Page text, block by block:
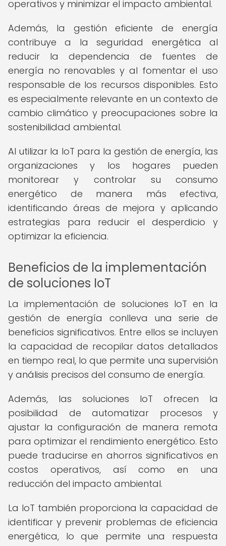
operativos y minimizar el impacto ambiental.
Además, la gestión eficiente de energía
contribuye a la seguridad energética al
reducir la dependencia de fuentes de
energía no renovables y al fomentar el uso
responsable de los recursos disponibles. Esto
es especialmente relevante en un contexto de
cambio climático y preocupaciones sobre la
sostenibilidad ambiental.
Al utilizar la IoT para la gestión de energía, las
organizaciones y los hogares pueden
monitorear y controlar su consumo
energético de manera más efectiva,
identificando áreas de mejora y aplicando
estrategias para reducir el desperdicio y
optimizar la eficiencia.
Beneficios de la implementación
de soluciones IoT
La implementación de soluciones IoT en la
gestión de energía conlleva una serie de
beneficios significativos. Entre ellos se incluyen
la capacidad de recopilar datos detallados
en tiempo real, lo que permite una supervisión
y análisis precisos del consumo de energía.
Además, las soluciones IoT ofrecen la
posibilidad de automatizar procesos y
ajustar la configuración de manera remota
para optimizar el rendimiento energético. Esto
puede traducirse en ahorros significativos en
costos operativos, así como en una
reducción del impacto ambiental.
La IoT también proporciona la capacidad de
identificar y prevenir problemas de eficiencia
energética, lo que permite una respuesta